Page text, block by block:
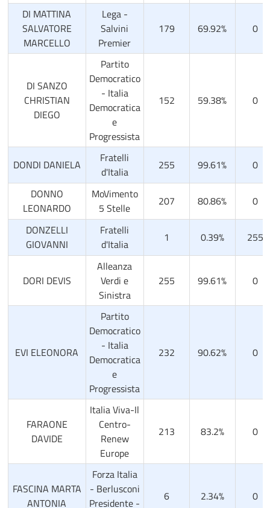
DI MATTINA
SALVATORE
MARCELLO
Lega -
Salvini
Premier
179 69.92% 0
DI SANZO
CHRISTIAN
DIEGO
Partito
Democratico
- Italia
Democratica
e
Progressista
152 59.38% 0
DONDI DANIELA
Fratelli
d'Italia
255 99.61%
0
DONNO
LEONARDO
MoVimento
5 Stelle
207 80.86%
0
DONZELLI
GIOVANNI
Fratelli
d'Italia
1 0.39% 255
DORI DEVIS
Alleanza
Verdi e
Sinistra
255 99.61% 0
EVI ELEONORA
Partito
Democratico
- Italia
Democratica
e
Progressista
232 90.62% 0
FARAONE
DAVIDE
Italia Viva-Il
Centro-
Renew
Europe
213 83.2% 0
FASCINA MARTA
ANTONIA
Forza Italia
- Berlusconi
Presidente -
6 2.34% 0